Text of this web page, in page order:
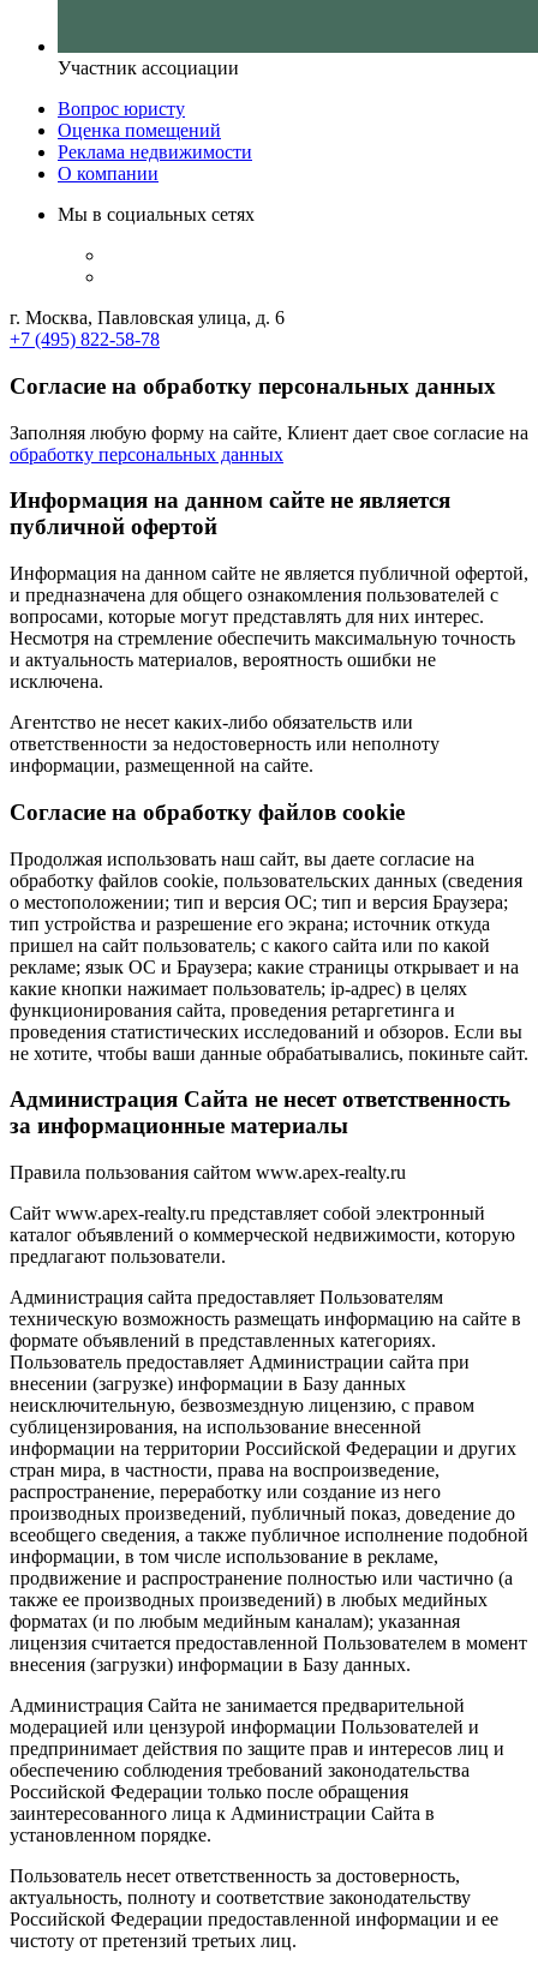
Участник ассоциации
Вопрос юристу
Оценка помещений
Реклама недвижимости
О компании
Мы в социальных сетях
г. Москва, Павловская улица, д. 6
+7 (495) 822-58-78
Согласие на обработку персональных данных
Заполняя любую форму на сайте, Клиент дает свое согласие на
обработку персональных данных
Информация на данном сайте не является
публичной офертой
Информация на данном сайте не является публичной офертой,
и предназначена для общего ознакомления пользователей с
вопросами, которые могут представлять для них интерес.
Несмотря на стремление обеспечить максимальную точность
и актуальность материалов, вероятность ошибки не
исключена.
Агентство не несет каких-либо обязательств или
ответственности за недостоверность или неполноту
информации, размещенной на сайте.
Cогласие на обработку файлов cookie
Продолжая использовать наш сайт, вы даете согласие на
обработку файлов cookie, пользовательских данных (сведения
о местоположении; тип и версия ОС; тип и версия Браузера;
тип устройства и разрешение его экрана; источник откуда
пришел на сайт пользователь; с какого сайта или по какой
рекламе; язык ОС и Браузера; какие страницы открывает и на
какие кнопки нажимает пользователь; ip-адрес) в целях
функционирования сайта, проведения ретаргетинга и
проведения статистических исследований и обзоров. Если вы
не хотите, чтобы ваши данные обрабатывались, покиньте сайт.
Администрация Сайта не несет ответственность
за информационные материалы
Правила пользования сайтом www.apex-realty.ru
Сайт www.apex-realty.ru представляет собой электронный
каталог объявлений о коммерческой недвижимости, которую
предлагают пользователи.
Администрация сайта предоставляет Пользователям
техническую возможность размещать информацию на сайте в
формате объявлений в представленных категориях.
Пользователь предоставляет Администрации сайта при
внесении (загрузке) информации в Базу данных
неисключительную, безвозмездную лицензию, с правом
сублицензирования, на использование внесенной
информации на территории Российской Федерации и других
стран мира, в частности, права на воспроизведение,
распространение, переработку или создание из него
производных произведений, публичный показ, доведение до
всеобщего сведения, а также публичное исполнение подобной
информации, в том числе использование в рекламе,
продвижение и распространение полностью или частично (а
также ее производных произведений) в любых медийных
форматах (и по любым медийным каналам); указанная
лицензия считается предоставленной Пользователем в момент
внесения (загрузки) информации в Базу данных.
Администрация Сайта не занимается предварительной
модерацией или цензурой информации Пользователей и
предпринимает действия по защите прав и интересов лиц и
обеспечению соблюдения требований законодательства
Российской Федерации только после обращения
заинтересованного лица к Администрации Сайта в
установленном порядке.
Пользователь несет ответственность за достоверность,
актуальность, полноту и соответствие законодательству
Российской Федерации предоставленной информации и ее
чистоту от претензий третьих лиц.